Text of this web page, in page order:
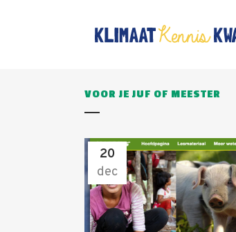
VOOR JE JUF OF MEESTER
20
dec